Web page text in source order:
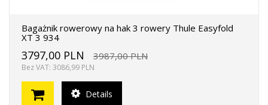
Bagażnik rowerowy na hak 3 rowery Thule Easyfold
XT 3 934
3797,00 PLN 3987,00 PLN
Bez VAT: 3086,99 PLN
Details